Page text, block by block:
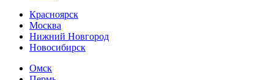
Красноярск
Москва
Нижний Новгород
Новосибирск
Омск